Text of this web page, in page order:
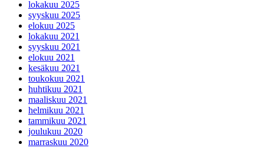
lokakuu 2025
syyskuu 2025
elokuu 2025
lokakuu 2021
syyskuu 2021
elokuu 2021
kesäkuu 2021
toukokuu 2021
huhtikuu 2021
maaliskuu 2021
helmikuu 2021
tammikuu 2021
joulukuu 2020
marraskuu 2020